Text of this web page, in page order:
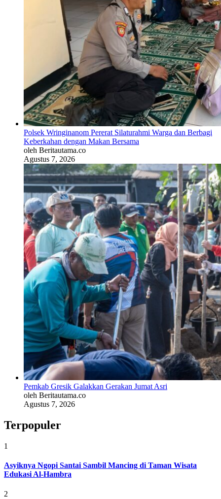
Polsek Wringinanom Pererat Silaturahmi Warga dan Berbagi
Keberkahan dengan Makan Bersama
oleh Beritautama.co
Agustus 7, 2026
Pemkab Gresik Galakkan Gerakan Jumat Asri
oleh Beritautama.co
Agustus 7, 2026
Terpopuler
1
Asyiknya Ngopi Santai Sambil Mancing di Taman Wisata
Edukasi Al-Hambra
2